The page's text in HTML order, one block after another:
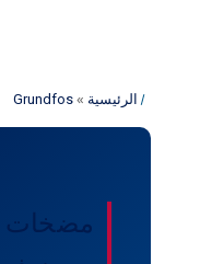
الرئيسية »
Grundfos
مضخات